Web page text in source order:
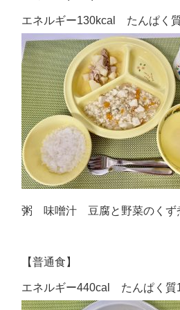
エネルギー130kcal たんぱく
粥 味噌汁 豆腐と野菜のくず
【普通食】
エネルギー440cal たんぱく